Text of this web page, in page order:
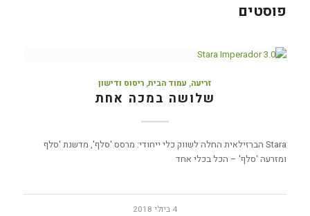
פוסטים
זריעה, עמוד הבית, ריסוס ודישון
שלושה במכה אחת
Stara הברזילאית החלה לשווק כלי ייחודי: מרסס 'סלף', מדשנת 'סלף
ומזרעה 'סלף' – הכל בכלי אחד
4 ביולי 2018